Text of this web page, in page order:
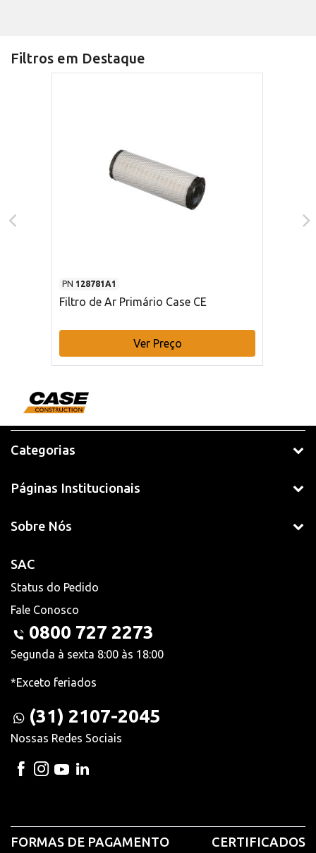
Filtros em Destaque
PN 128781A1
Filtro de Ar Primário Case CE
Ver Preço
Categorias
Páginas Institucionais
Sobre Nós
SAC
Status do Pedido
Fale Conosco
0800 727 2273
Segunda à sexta 8:00 às 18:00
*Exceto feriados
(31) 2107-2045
Nossas Redes Sociais
FORMAS DE PAGAMENTO CERTIFICADOS